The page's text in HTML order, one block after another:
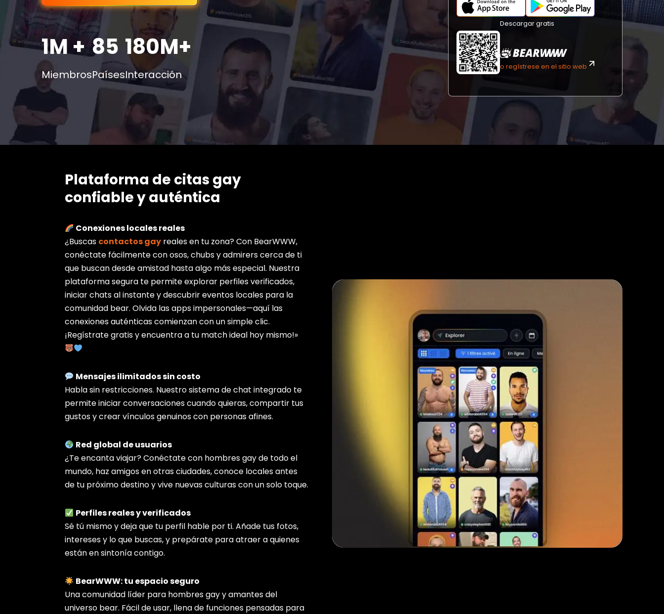
1M +
Miembros
85
Países
180M+
Interacción
Descargar gratis
o regístrese en el sitio web
Plataforma de citas gay
confiable y auténtica
Conexiones locales reales
¿Buscas contactos gay reales en tu zona? Con BearWWW,
conéctate fácilmente con osos, chubs y admirers cerca de ti
que buscan desde amistad hasta algo más especial. Nuestra
plataforma segura te permite explorar perfiles verificados,
iniciar chats al instante y descubrir eventos locales para la
comunidad bear. Olvida las apps impersonales—aquí las
conexiones auténticas comienzan con un simple clic.
¡Regístrate gratis y encuentra a tu match ideal hoy mismo!»
Mensajes ilimitados sin costo
Habla sin restricciones. Nuestro sistema de chat integrado te
permite iniciar conversaciones cuando quieras, compartir tus
gustos y crear vínculos genuinos con personas afines.
Red global de usuarios
¿Te encanta viajar? Conéctate con hombres gay de todo el
mundo, haz amigos en otras ciudades, conoce locales antes
de tu próximo destino y vive nuevas culturas con un solo toque.
Perfiles reales y verificados
Sé tú mismo y deja que tu perfil hable por ti. Añade tus fotos,
intereses y lo que buscas, y prepárate para atraer a quienes
están en sintonía contigo.
BearWWW: tu espacio seguro
Una comunidad líder para hombres gay y amantes del
universo bear. Fácil de usar, llena de funciones pensadas para